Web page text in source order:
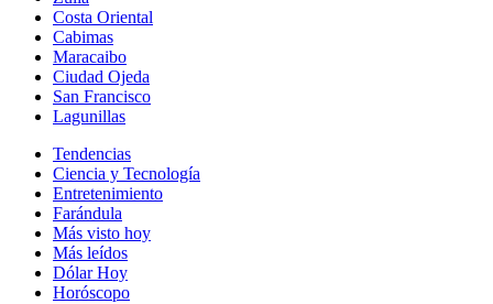
Costa Oriental
Cabimas
Maracaibo
Ciudad Ojeda
San Francisco
Lagunillas
Tendencias
Ciencia y Tecnología
Entretenimiento
Farándula
Más visto hoy
Más leídos
Dólar Hoy
Horóscopo